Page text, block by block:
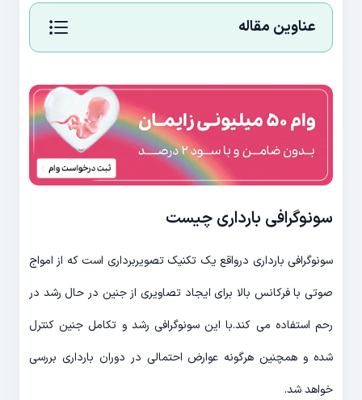
عناوین مقاله
سونوگرافی بارداری چیست
سونوگرافی بارداری درواقع یک تکنیک تصویربرداری است که از امواج
صوتی با فرکانس بالا برای ایجاد تصاویری از جنین در حال رشد در
رحم استفاده می کند.با این سونوگرافی رشد و تکامل جنین کنترل
شده و همچنین هرگونه عوارض احتمالی در دوران بارداری بررسی
خواهد شد.